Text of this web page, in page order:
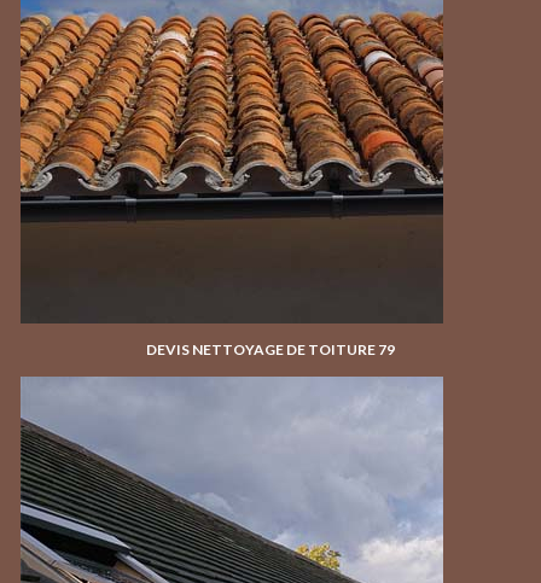
DEVIS NETTOYAGE DE TOITURE 79